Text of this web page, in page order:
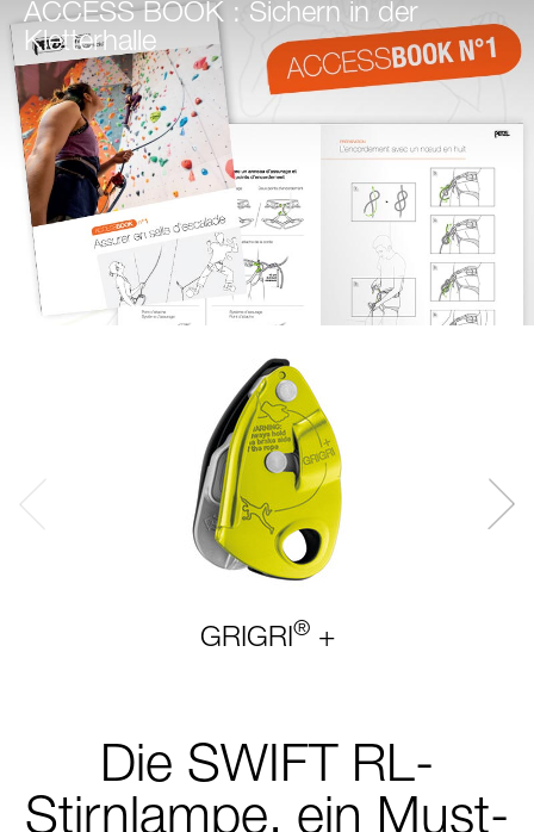
ACCESS BOOK : Sichern in der
Kletterhalle
GRIGRI®+
Die SWIFT RL-